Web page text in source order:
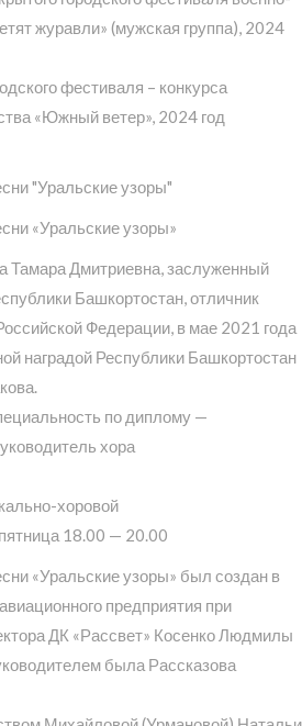
журавли» (мужская группа), 2024
фестиваля – конкурса
«Южный ветер», 2024 год
"Уральские узоры"
«Уральские узоры»
Тамара Дмитриевна, заслуженный
Башкортостан, отличник
Федерации, в мае 2021 года
наградой Республики Башкортостан
по диплому —
хора
хоровой
18.00 — 20.00
«Уральские узоры» был создан в
предприятия при
ДК «Рассвет» Косенко Людмилы
была Рассказова